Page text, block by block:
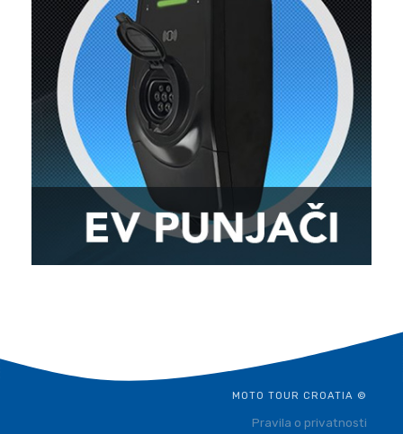
MOTO TOUR CROATIA ©
Pravila o privatnosti